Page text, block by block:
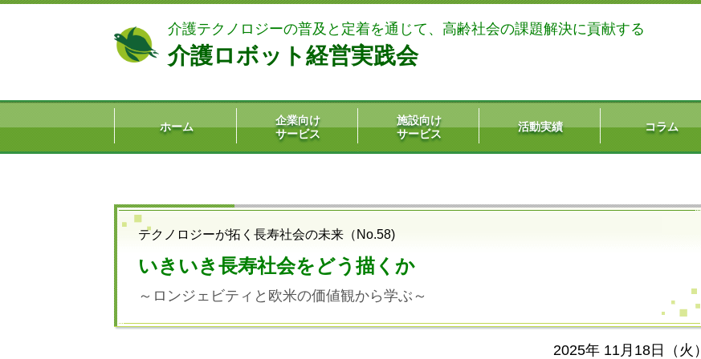
介護テクノロジーの普及と定着を通じて、高齢社会の課題解決に貢献する
介護ロボット経営実践会
ホーム
企業向け
サービス
施設向け
サービス
活動実績 コラム
テクノロジーが拓く長寿社会の未来（No.58)
いきいき長寿社会をどう描くか
～ロンジェビティと欧米の価値観から学ぶ～
2025年 11 月18日（火）